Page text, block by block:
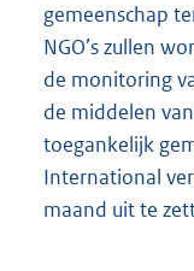
gemeenschap
NGO’s zullen
de monitoring
de middelen
toegankelijk
International
maand uit te